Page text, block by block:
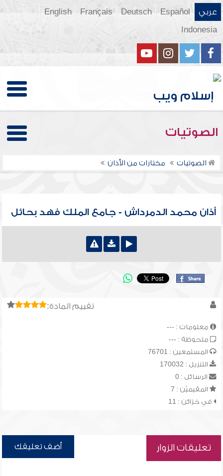
عربي Español
Deutsch
Français
English
Indonesia
الصوتيات
الصوتيات مختارات من الأذان
أذان محمد الدمرداش - جامع الملك فهد بحائل
تقييم المادة:
معلومات : ---
ملحوظة : ---
المستمعين : 76701
التنزيل : 170032
الرسائل : 0
المقيميّن : 7
في خزائن : 11
تعليقات الزوار أضف تعليقك